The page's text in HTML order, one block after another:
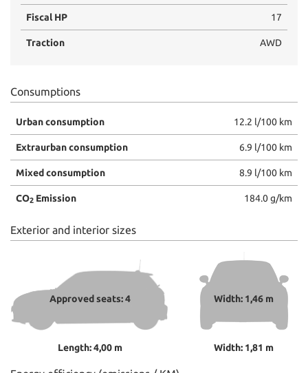
Fiscal HP 17
Traction AWD
Consumptions
Urban consumption 12.2 l/100 km
Extraurban consumption 6.9 l/100 km
Mixed consumption 8.9 l/100 km
CO2 Emission 184.0 g/km
Exterior and interior sizes
Approved seats: 4
Length: 4,00 m
Width: 1,46 m
Width: 1,81 m